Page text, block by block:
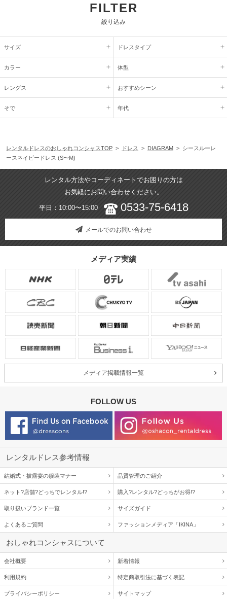
FILTER
絞り込み
サイズ ドレスタイプ
カラー 体型
レングス おすすめシーン
そで 年代
レンタルドレスのおしゃれコンシャスTOP > ドレス > DIAGRAM > シースルーレ
ースネイビードレス (S〜M)
レンタル方法やコーディネートでお困りの方は
お気軽にお問い合わせください。
平日：10:00〜15:00 0533-75-6418
メールでのお問い合わせ
メディア実績
メディア掲載情報一覧
FOLLOW US
レンタルドレス参考情報
結婚式・披露宴の服装マナー 品質管理のご紹介
ネット?店舗?どっちでレンタル!? 購入?レンタル?どっちがお得!?
取り扱いブランド一覧 サイズガイド
よくあるご質問 ファッションメディア「IKINA」
おしゃれコンシャスについて
会社概要 新着情報
利用規約 特定商取引法に基づく表記
プライバシーポリシー サイトマップ